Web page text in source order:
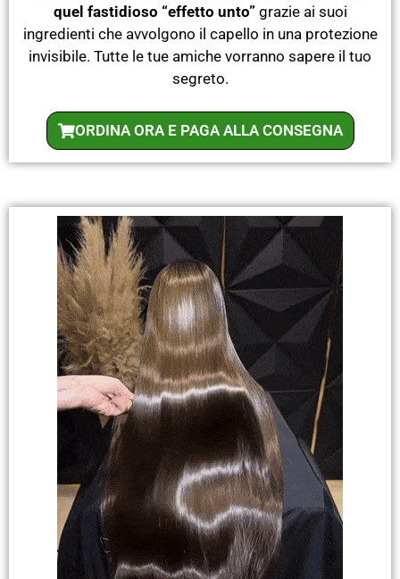
quel fastidioso “effetto unto” grazie ai suoi
ingredienti che avvolgono il capello in una protezione
invisibile. Tutte le tue amiche vorranno sapere il tuo
segreto.
ORDINA ORA E PAGA ALLA CONSEGNA